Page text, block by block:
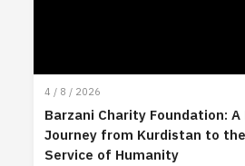
4 / 8 / 2026
Barzani Charity Foundation:
Journey from Kurdistan to
Service of Humanity